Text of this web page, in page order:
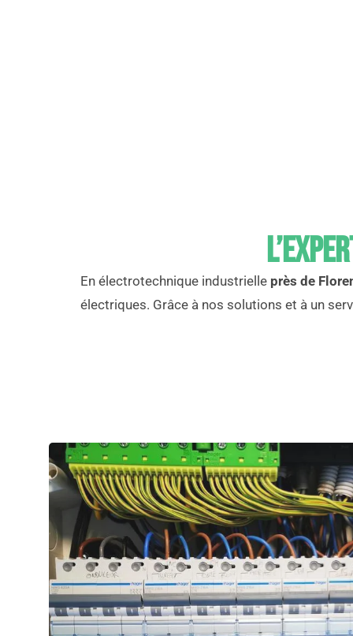
En électrotechnique industrielle près de
électriques. Grâce à nos solutions et à un